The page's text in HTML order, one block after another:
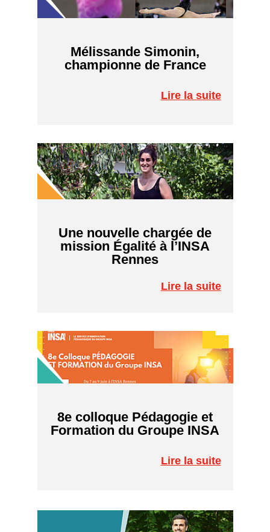
Mélissande Simonin,
championne de France
Lire la suite
Une nouvelle chargée de
mission Égalité à l’INSA
Rennes
Lire la suite
8e colloque Pédagogie et
Formation du Groupe INSA
Lire la suite